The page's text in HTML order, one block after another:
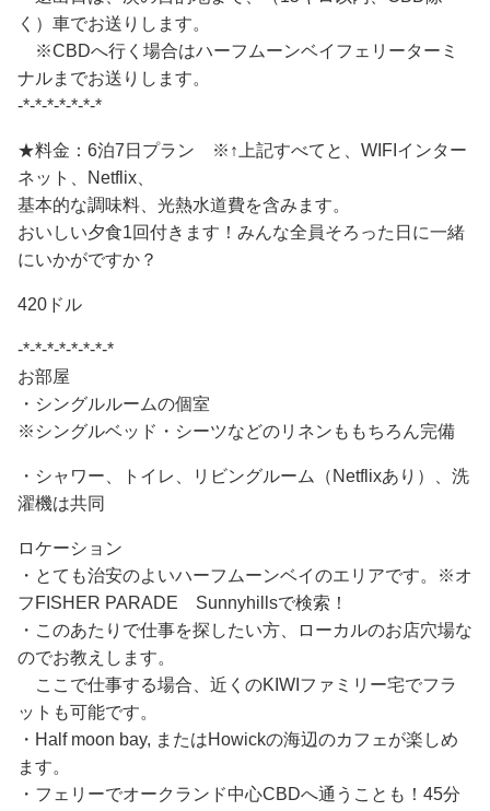
く）車でお送りします。
※CBDへ行く場合はハーフムーンベイフェリーターミ
ナルまでお送りします。
-*-*-*-*-*-*-*
★料金：6泊7日プラン ※↑上記すべてと、WIFIインター
ネット、Netflix、
基本的な調味料、光熱水道費を含みます。
おいしい夕食1回付きます！みんな全員そろった日に一緒
にいかがですか？
420ドル
-*-*-*-*-*-*-*-*
お部屋
・シングルルームの個室
※シングルベッド・シーツなどのリネンももちろん完備
・シャワー、トイレ、リビングルーム（Netflixあり）、洗
濯機は共同
ロケーション
・とても治安のよいハーフムーンベイのエリアです。※オ
フFISHER PARADE Sunnyhillsで検索！
・このあたりで仕事を探したい方、ローカルのお店穴場な
のでお教えします。
ここで仕事する場合、近くのKIWIファミリー宅でフラ
ットも可能です。
・Half moon bay, またはHowickの海辺のカフェが楽しめ
ます。
・フェリーでオークランド中心CBDへ通うことも！45分